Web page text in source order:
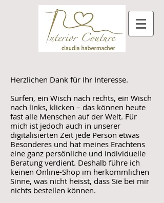
Herzlichen Dank für Ihr Interesse.
Surfen, ein Wisch nach rechts, ein Wisch
nach links, klicken – das können heute
fast alle Menschen auf der Welt. Für
mich ist jedoch auch in unserer
digitalisierten Zeit jede Person etwas
Besonderes und hat meines Erachtens
eine ganz persönliche und individuelle
Beratung verdient. Deshalb führe ich
keinen Online-Shop im herkömmlichen
Sinne, was nicht heisst, dass Sie bei mir
nichts bestellen können.